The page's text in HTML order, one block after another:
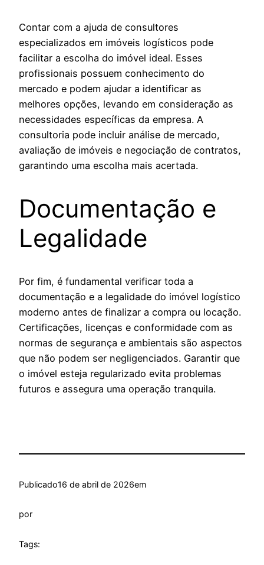
Contar com a ajuda de consultores
especializados em imóveis logísticos pode
facilitar a escolha do imóvel ideal. Esses
profissionais possuem conhecimento do
mercado e podem ajudar a identificar as
melhores opções, levando em consideração as
necessidades específicas da empresa. A
consultoria pode incluir análise de mercado,
avaliação de imóveis e negociação de contratos,
garantindo uma escolha mais acertada.
Documentação e
Legalidade
Por fim, é fundamental verificar toda a
documentação e a legalidade do imóvel logístico
moderno antes de finalizar a compra ou locação.
Certificações, licenças e conformidade com as
normas de segurança e ambientais são aspectos
que não podem ser negligenciados. Garantir que
o imóvel esteja regularizado evita problemas
futuros e assegura uma operação tranquila.
Publicado16 de abril de 2026em
por
Tags: